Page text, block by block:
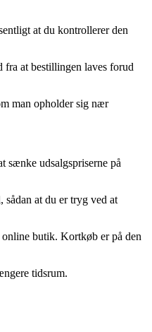
at du kontrollerer den
at bestillingen laves forud
man opholder sig nær
sænke udsalgspriserne på
at du er tryg ved at
butik. Kortkøb er på den
tidsrum.